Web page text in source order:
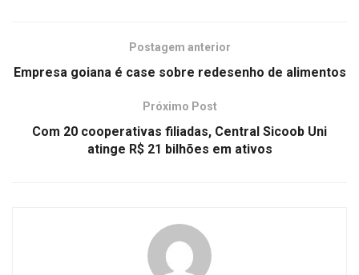
Postagem anterior
Empresa goiana é case sobre redesenho de alimentos
Próximo Post
Com 20 cooperativas filiadas, Central Sicoob Uni
atinge R$ 21 bilhões em ativos